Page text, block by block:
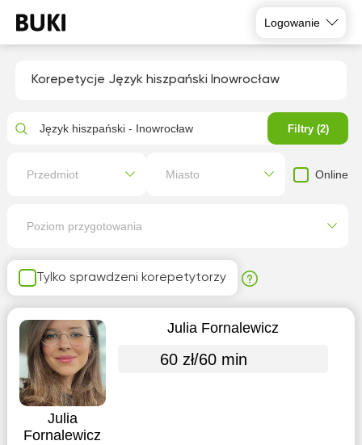
Logowanie
Korepetycje Język hiszpański Inowrocław
Tylko sprawdzeni korepetytorzy
Julia
Fornalewicz
Julia Fornalewicz
60 zł/60 min
Język hiszpański - Inowrocław Filtry (2)
Przedmiot Miasto Online
Poziom przygotowania